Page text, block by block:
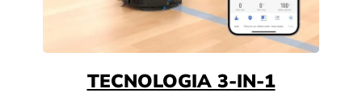
TECNOLOGIA 3-IN-1